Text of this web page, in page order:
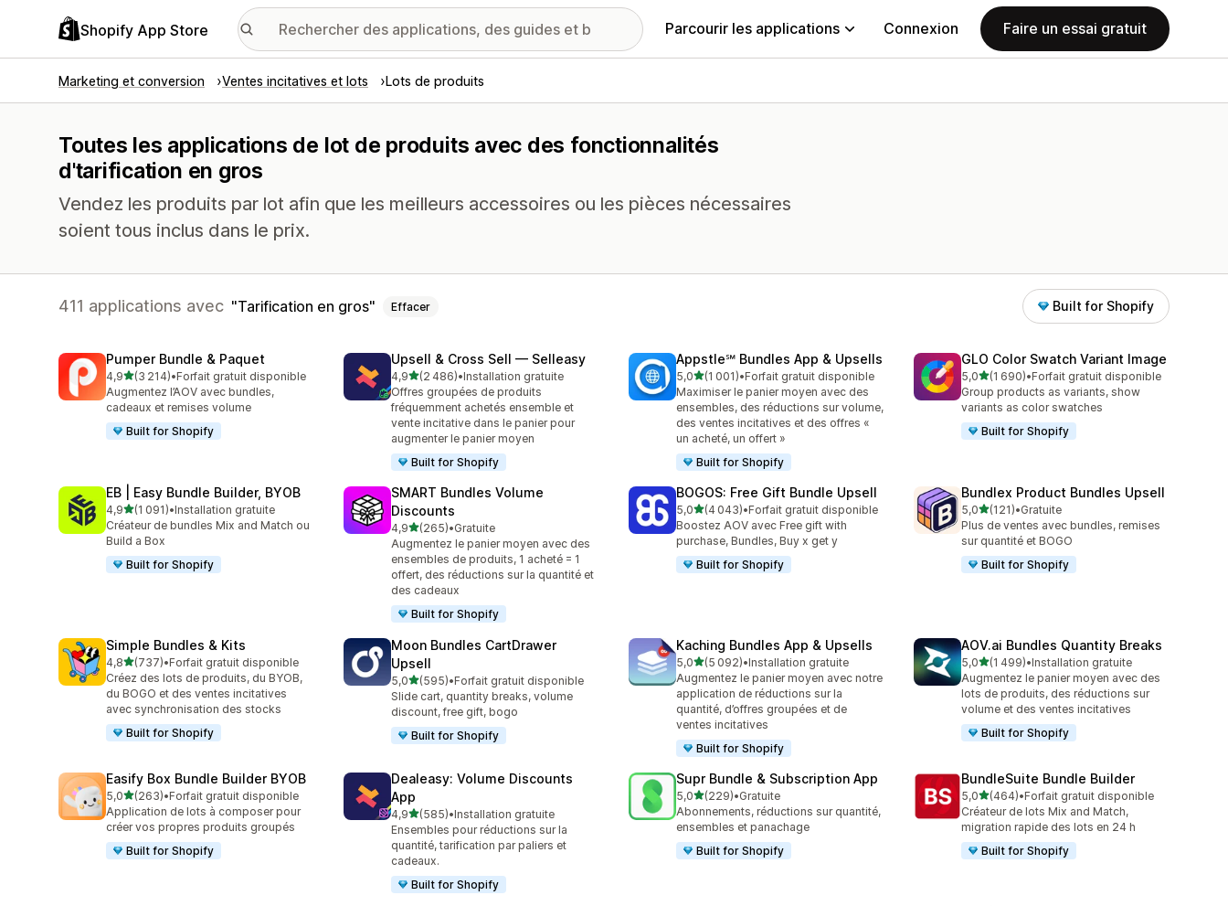
Shopify App Store Parcourir les applications Connexion Faire un essai gratuit
Marketing et conversion Ventes incitatives et lots Lots de produits
Toutes les applications de lot de produits avec des fonctionnalités
d'tarification en gros
Vendez les produits par lot afin que les meilleurs accessoires ou les pièces nécessaires
soient tous inclus dans le prix.
411 applications avec Tarification en gros Effacer Built for Shopify
Pumper Bundle & Paquet
4,9étoile(s) sur 5
(3 214)
3214 avis au total
•Forfait gratuit disponible
Augmentez l’AOV avec bundles,
cadeaux et remises volume
Built for Shopify
Upsell & Cross Sell — Selleasy
4,9étoile(s) sur 5
(2 486)
2486 avis au total
•Installation gratuite
Offres groupées de produits
fréquemment achetés ensemble et
vente incitative dans le panier pour
augmenter le panier moyen
Built for Shopify
Appstle℠ Bundles App & Upsells
5,0étoile(s) sur 5
(1 001)
1001 avis au total
•Forfait gratuit disponible
Maximiser le panier moyen avec des
ensembles, des réductions sur volume,
des ventes incitatives et des offres «
un acheté, un offert »
Built for Shopify
GLO Color Swatch Variant Image
5,0étoile(s) sur 5
(1 690)
1690 avis au total
•Forfait gratuit disponible
Group products as variants, show
variants as color swatches
Built for Shopify
EB | Easy Bundle Builder, BYOB
4,9étoile(s) sur 5
(1 091)
1091 avis au total
•Installation gratuite
Créateur de bundles Mix and Match ou
Build a Box
Built for Shopify
SMART Bundles Volume
Discounts
4,9étoile(s) sur 5
(265)
265 avis au total
•Gratuite
Augmentez le panier moyen avec des
ensembles de produits, 1 acheté = 1
offert, des réductions sur la quantité et
des cadeaux
Built for Shopify
BOGOS: Free Gift Bundle Upsell
5,0étoile(s) sur 5
(4 043)
4043 avis au total
•Forfait gratuit disponible
Boostez AOV avec Free gift with
purchase, Bundles, Buy x get y
Built for Shopify
Bundlex Product Bundles Upsell
5,0étoile(s) sur 5
(121)
121 avis au total
•Gratuite
Plus de ventes avec bundles, remises
sur quantité et BOGO
Built for Shopify
Simple Bundles & Kits
4,8étoile(s) sur 5
(737)
737 avis au total
•Forfait gratuit disponible
Créez des lots de produits, du BYOB,
du BOGO et des ventes incitatives
avec synchronisation des stocks
Built for Shopify
Moon Bundles CartDrawer
Upsell
5,0étoile(s) sur 5
(595)
595 avis au total
•Forfait gratuit disponible
Slide cart, quantity breaks, volume
discount, free gift, bogo
Built for Shopify
Kaching Bundles App & Upsells
5,0étoile(s) sur 5
(5 092)
5092 avis au total
•Installation gratuite
Augmentez le panier moyen avec notre
application de réductions sur la
quantité, d’offres groupées et de
ventes incitatives
Built for Shopify
AOV.ai Bundles Quantity Breaks
5,0étoile(s) sur 5
(1 499)
1499 avis au total
•Installation gratuite
Augmentez le panier moyen avec des
lots de produits, des réductions sur
volume et des ventes incitatives
Built for Shopify
Easify Box Bundle Builder BYOB
5,0étoile(s) sur 5
(263)
263 avis au total
•Forfait gratuit disponible
Application de lots à composer pour
créer vos propres produits groupés
Built for Shopify
Dealeasy: Volume Discounts
App
4,9étoile(s) sur 5
(585)
585 avis au total
•Installation gratuite
Ensembles pour réductions sur la
quantité, tarification par paliers et
cadeaux.
Built for Shopify
Supr Bundle & Subscription App
5,0étoile(s) sur 5
(229)
229 avis au total
•Gratuite
Abonnements, réductions sur quantité,
ensembles et panachage
Built for Shopify
BundleSuite Bundle Builder
5,0étoile(s) sur 5
(464)
464 avis au total
•Forfait gratuit disponible
Créateur de lots Mix and Match,
migration rapide des lots en 24 h
Built for Shopify